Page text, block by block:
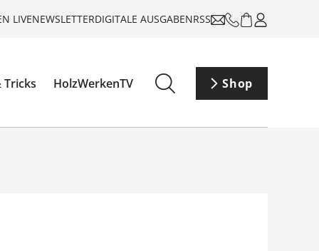
LIVENEWSLETTERDIGITALE AUSGABENRSS
Tricks HolzWerkenTV Shop